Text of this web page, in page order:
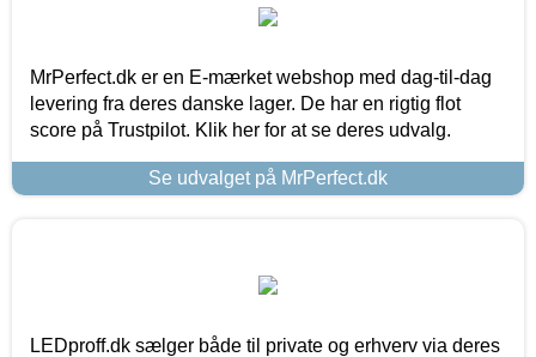
MrPerfect.dk er en E-mærket webshop med dag-til-dag
levering fra deres danske lager. De har en rigtig flot
score på Trustpilot. Klik her for at se deres udvalg.
Se udvalget på MrPerfect.dk
LEDproff.dk sælger både til private og erhverv via deres